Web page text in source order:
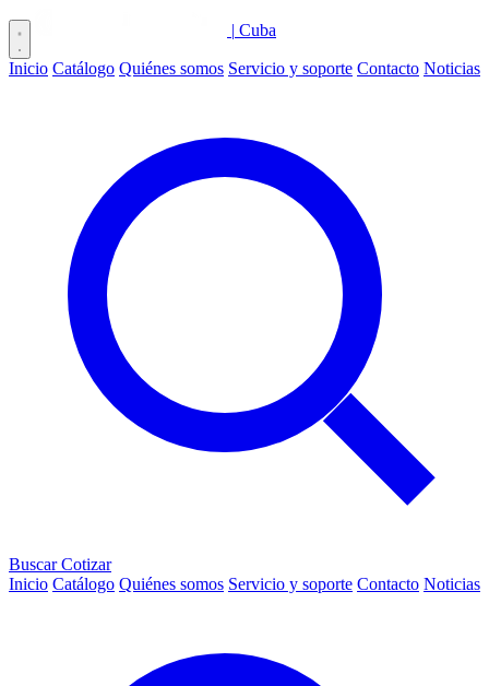
| Cuba
Inicio Catálogo Quiénes somos Servicio y soporte Contacto Noticias
BuscarCotizar
Inicio Catálogo Quiénes somos Servicio y soporte Contacto Noticias